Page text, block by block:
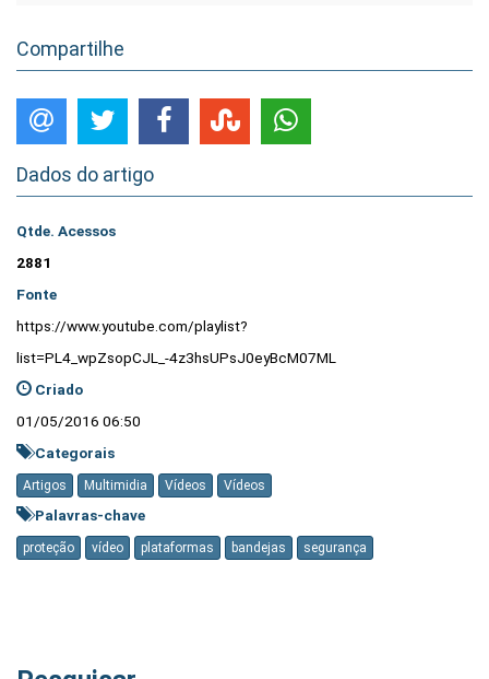
Compartilhe
Dados do artigo
Qtde. Acessos
2881
Fonte
https://www.youtube.com/playlist?
list=PL4_wpZsopCJL_-4z3hsUPsJ0eyBcM07ML
Criado
01/05/2016 06:50
Categorais
Artigos Multimidia Vídeos Vídeos
Palavras-chave
proteção vídeo plataformas bandejas segurança